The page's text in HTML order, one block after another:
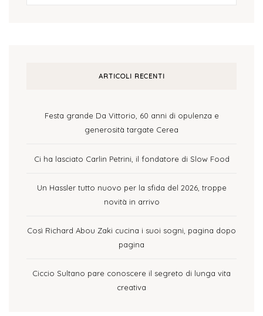
ARTICOLI RECENTI
Festa grande Da Vittorio, 60 anni di opulenza e
generosità targate Cerea
Ci ha lasciato Carlin Petrini, il fondatore di Slow Food
Un Hassler tutto nuovo per la sfida del 2026, troppe
novità in arrivo
Così Richard Abou Zaki cucina i suoi sogni, pagina dopo
pagina
Ciccio Sultano pare conoscere il segreto di lunga vita
creativa